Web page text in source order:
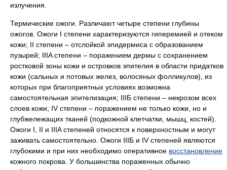
излучения.
Термические ожоги. Различают четыре степени глубины
ожогов. Ожоги I степени характеризуются гиперемией и отеком
кожи; II степени – отслойкой эпидермиса с образованием
пузырей; IIIA степени – поражением дермы с сохранением
ростковой зоны кожи и островков эпителия в области придатков
кожи (сальных и потовых желез, волосяных фолликулов), из
которых при благоприятных условиях возможна
самостоятельная эпителизация; IIIБ степени – некрозом всех
слоев кожи; IV степени – поражением не только кожи, но и
глубжележащих тканей (подкожной клетчатки, мышц, костей).
Ожоги I, II и IIIA степеней относятся к поверхностным и могут
заживать самостоятельно. Ожоги IIIБ и IV степеней являются
глубокими и при них необходимо оперативное восстановление
кожного покрова. У большинства пораженных обычно